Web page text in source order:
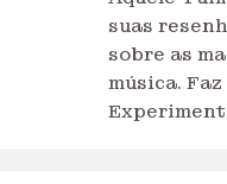
suas
sobre as
música.